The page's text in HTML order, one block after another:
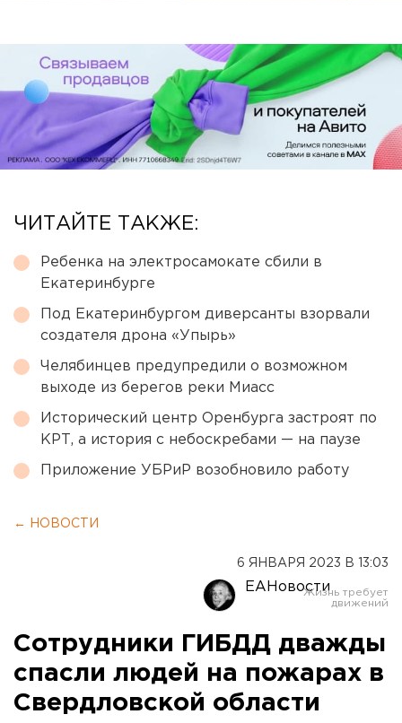
ЧИТАЙТЕ ТАКЖЕ:
Ребенка на электросамокате сбили в
Екатеринбурге
Под Екатеринбургом диверсанты взорвали
создателя дрона «Упырь»
Челябинцев предупредили о возможном
выходе из берегов реки Миасс
Исторический центр Оренбурга застроят по
КРТ, а история с небоскребами — на паузе
Приложение УБРиР возобновило работу
← НОВОСТИ
6 ЯНВАРЯ 2023 В 13:03
ЕАНовости
Сотрудники ГИБДД дважды
спасли людей на пожарах в
Свердловской области